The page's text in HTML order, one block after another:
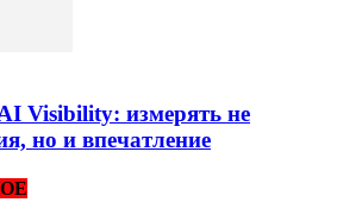
Visibility: измерять не
но и впечатление